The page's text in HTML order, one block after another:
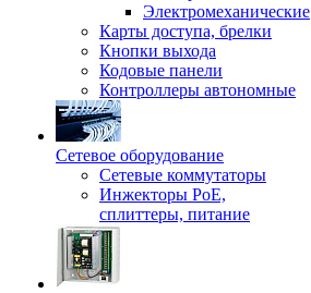
Электромеханические
Карты доступа, брелки
Кнопки выхода
Кодовые панели
Контроллеры автономные
Сетевое оборудование
Сетевые коммутаторы
Инжекторы РоЕ,
сплиттеры, питание